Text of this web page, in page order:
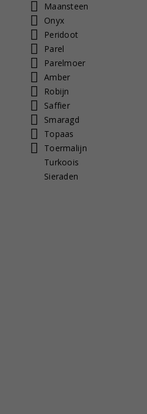
Maansteen
Onyx
Peridoot
Parel
Parelmoer
Amber
Robijn
Saffier
Smaragd
Topaas
Toermalijn
Turkoois
Sieraden